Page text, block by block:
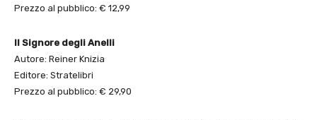
Prezzo al pubblico: € 12,99
Il Signore degli Anelli
Autore: Reiner Knizia
Editore: Stratelibri
Prezzo al pubblico: € 29,90